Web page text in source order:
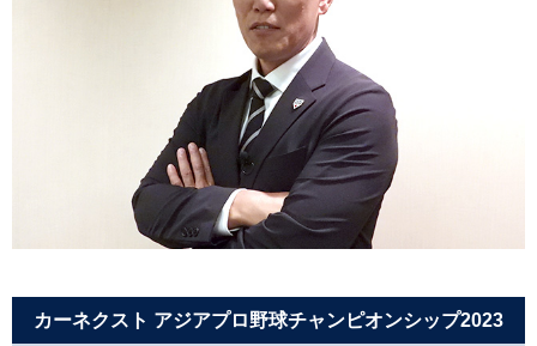
カーネクスト アジアプロ野球チャンピオンシップ2023